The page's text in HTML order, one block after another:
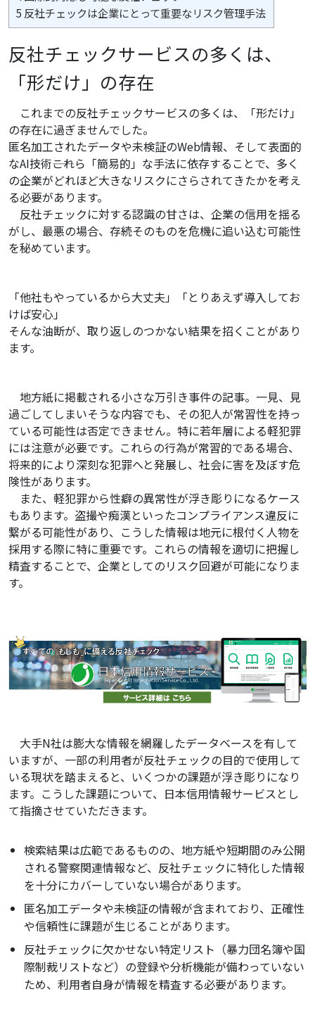
5 反社チェックは企業にとって重要なリスク管理手法
反社チェックサービスの多くは、
「形だけ」の存在
これまでの反社チェックサービスの多くは、「形だけ」
の存在に過ぎませんでした。
匿名加工されたデータや未検証のWeb情報、そして表面的
なAI技術――これら「簡易的」な手法に依存することで、多く
の企業がどれほど大きなリスクにさらされてきたかを考え
る必要があります。
反社チェックに対する認識の甘さは、企業の信用を揺る
がし、最悪の場合、存続そのものを危機に追い込む可能性
を秘めています。
「他社もやっているから大丈夫」「とりあえず導入してお
けば安心」
そんな油断が、取り返しのつかない結果を招くことがあり
ます。
地方紙に掲載される小さな万引き事件の記事。一見、見
過ごしてしまいそうな内容でも、その犯人が常習性を持っ
ている可能性は否定できません。特に若年層による軽犯罪
には注意が必要です。これらの行為が常習的である場合、
将来的により深刻な犯罪へと発展し、社会に害を及ぼす危
険性があります。
また、軽犯罪から性癖の異常性が浮き彫りになるケース
もあります。盗撮や痴漢といったコンプライアンス違反に
繋がる可能性があり、こうした情報は地元に根付く人物を
採用する際に特に重要です。これらの情報を適切に把握し
精査することで、企業としてのリスク回避が可能になりま
す。
大手N社は膨大な情報を網羅したデータベースを有して
いますが、一部の利用者が反社チェックの目的で使用して
いる現状を踏まえると、いくつかの課題が浮き彫りになり
ます。こうした課題について、日本信用情報サービスとし
て指摘させていただきます。
検索結果は広範であるものの、地方紙や短期間のみ公開
される警察関連情報など、反社チェックに特化した情報
を十分にカバーしていない場合があります。
匿名加工データや未検証の情報が含まれており、正確性
や信頼性に課題が生じることがあります。
反社チェックに欠かせない特定リスト（暴力団名簿や国
際制裁リストなど）の登録や分析機能が備わっていない
ため、利用者自身が情報を精査する必要があります。